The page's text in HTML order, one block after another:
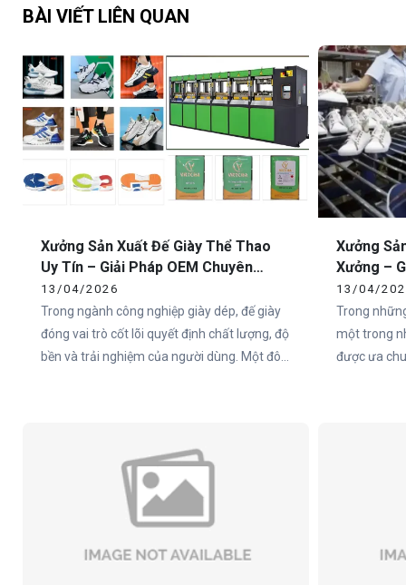
BÀI VIẾT LIÊN QUAN
Xưởng Sản Xuất Đế Giày Thể Thao
Uy Tín – Giải Pháp OEM Chuyên
Nghiệp Tại Việt Nam
13/04/2026
Trong ngành công nghiệp giày dép, đế giày
đóng vai trò cốt lõi quyết định chất lượng, độ
bền và trải nghiệm của người dùng. Một đôi
sản xuất đế giày thể thao uy tín là yếu tố
sống còn đối với các thương hiệu.
Xưởng
Xưởng –
Toàn
13/04/
Trong
một trong
được ưa